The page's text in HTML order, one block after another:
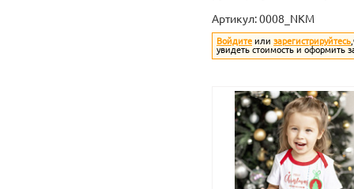
Артикул:0008_NKM
Войдите или зарегистрируйтесь
увидеть стоимость и оформить